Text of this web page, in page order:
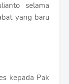
selama
yang baru
kepada Pak